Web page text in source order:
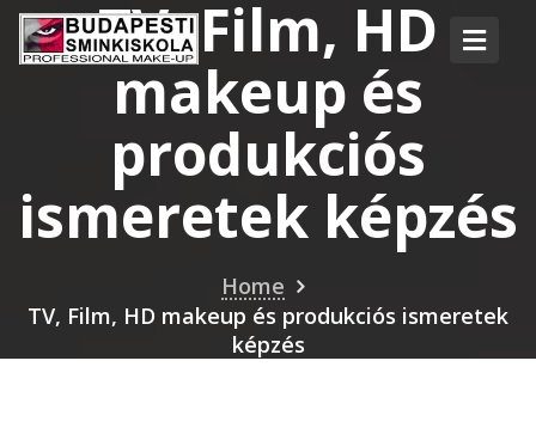
TV, Film, HD
makeup és
produkciós
ismeretek képzés
Home
TV, Film, HD makeup és produkciós ismeretek
képzés